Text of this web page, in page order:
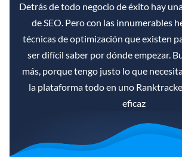
Detrás de todo negocio de éxito hay
de SEO. Pero con las innumerables
técnicas de optimización que existen
ser difícil saber por dónde empezar.
más, porque tengo justo lo que
la plataforma todo en uno
eficaz